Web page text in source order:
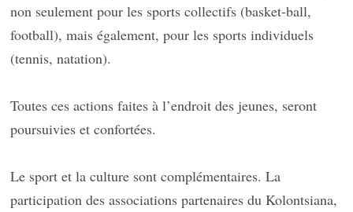
non seulement pour les sports collectifs (basket-ball,
football), mais également, pour les sports individuels
(tennis, natation).
Toutes ces actions faites à l’endroit des jeunes, seront
poursuivies et confortées.
Le sport et la culture sont complémentaires. La
participation des associations partenaires du Kolontsiana,